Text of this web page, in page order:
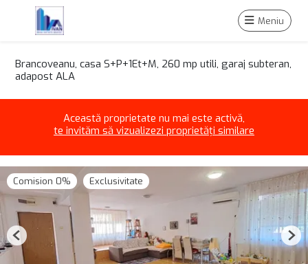
Meniu
Brancoveanu, casa S+P+1Et+M, 260 mp utili, garaj subteran,
adapost ALA
Această proprietate nu mai este activă,
te invităm să vizualizezi proprietăți similare
Comision 0% Exclusivitate
Previous